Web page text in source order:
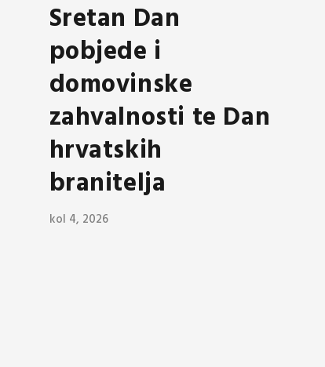
Sretan Dan
pobjede i
domovinske
zahvalnosti te Dan
hrvatskih
branitelja
kol 4, 2026